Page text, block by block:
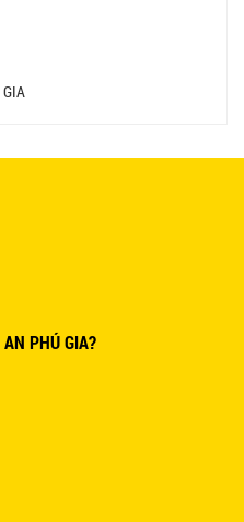
khẩu ELLA - Mã SP: GNK05
PHÚ GIA?